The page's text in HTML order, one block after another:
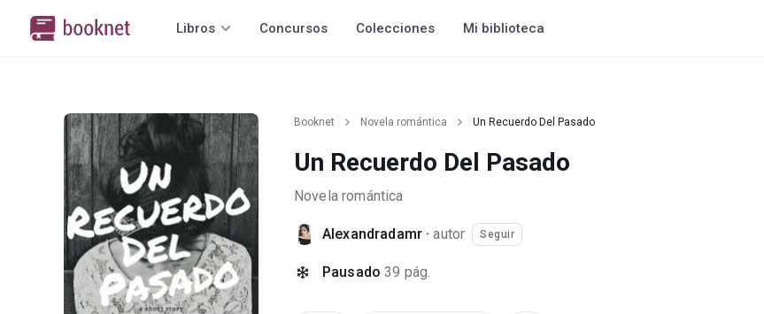
Libros Concursos Colecciones Mi biblioteca
Booknet Novela romántica Un Recuerdo Del Pasado
Un Recuerdo Del Pasado
Novela romántica
Alexandradamr·autor Seguir
Pausado 39 pág.